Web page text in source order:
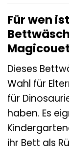
Für wen
Dieses
Wahl für
für
haben. Es
ihr Bett als